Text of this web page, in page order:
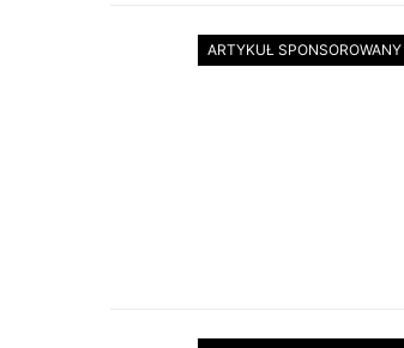
ARTYKUŁ SPONSOROWANY